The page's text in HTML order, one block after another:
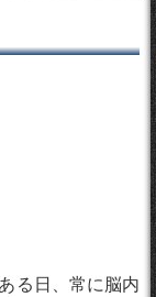
る日、常に脳内